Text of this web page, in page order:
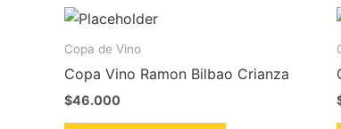
Copa de Vino
Copa Vino Ramon Bilbao Crianza
$46.000